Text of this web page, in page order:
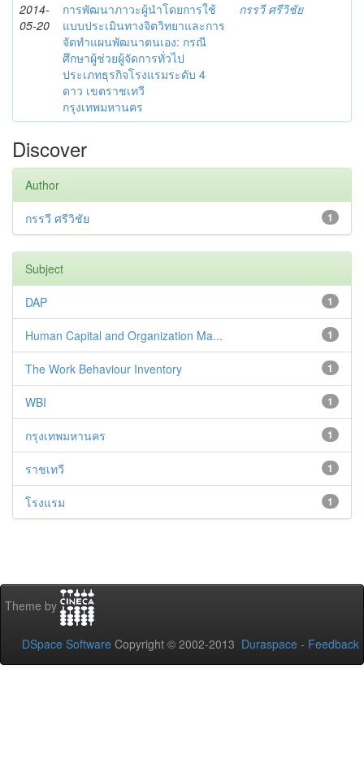
2014-
05-20
การพัฒนาภาวะผู้นำโดยการใช้
แบบประเมินทางจิตวิทยาและการ
จัดทำแผนพัฒนาตนเอง: กรณี
ศึกษาผู้ช่วยผู้จัดการทั่วไป
ประเภทธุรกิจโรงแรมระดับ 4
ดาว เขตราชเทวี
กรุงเทพมหานคร
กรรวี ศรีวิชัย
Discover
Author
1
กรรวี ศรีวิชัย
Subject
1
DAP
1
Human Capital and Organization Ma...
1
The Work Behaviour Inventory
1
WBI
1
กรุงเทพมหานคร
1
ราชเทวี
1
โรงแรม
Theme by
DSpace Software Copyright © 2002-2013 Duraspace - Feedback